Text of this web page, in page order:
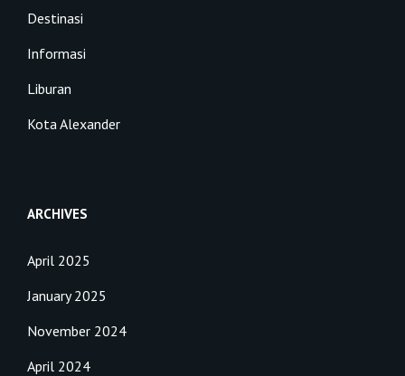
Destinasi
Informasi
Liburan
Kota Alexander
ARCHIVES
April 2025
January 2025
November 2024
April 2024